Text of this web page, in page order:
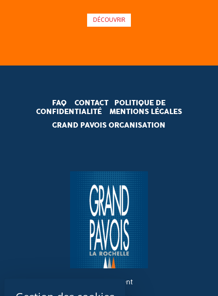
DÉCOUVRIR
FAQ CONTACT POLITIQUE DE
CONFIDENTIALITÉ
MENTIONS LÉGALES
GRAND PAVOIS ORGANISATION
un événement